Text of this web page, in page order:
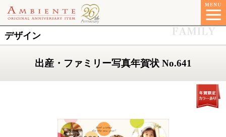
デザイン
出産・ファミリー写真年賀状 No.641